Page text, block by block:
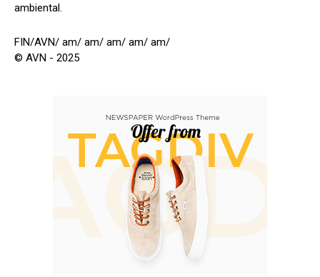
ambiental.
FIN/AVN/ am/ am/ am/ am/ am/
© AVN - 2025